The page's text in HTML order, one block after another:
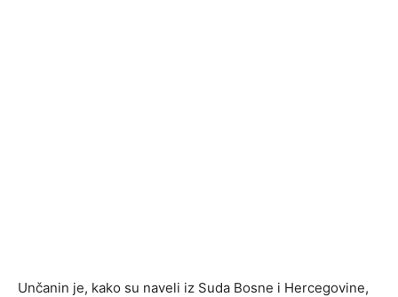
Unčanin je, kako su naveli iz Suda Bosne i Hercegovine,